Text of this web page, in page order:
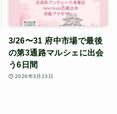
3/26〜31 府中市場で最後
の第3通路マルシェに出会
う6日間
2026年3月23日